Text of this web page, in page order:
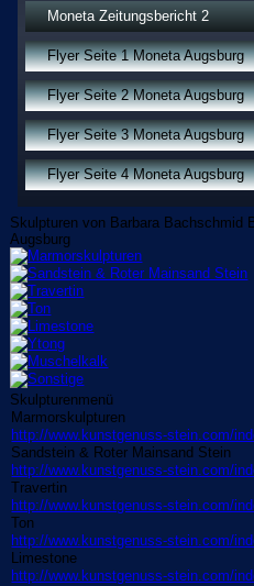
Moneta Zeitungsbericht 2
Flyer Seite 1 Moneta Augsburg
Flyer Seite 2 Moneta Augsburg
Flyer Seite 3 Moneta Augsburg
Flyer Seite 4 Moneta Augsburg
Skulpturen von Barbara Bachschmid
Augsburg
Skulpturenmenü
Marmorskulpturen
http://www.kunstgenuss-stein.com/
Sandstein & Roter Mainsand Stein
http://www.kunstgenuss-stein.com/
Travertin
http://www.kunstgenuss-stein.com/
Ton
http://www.kunstgenuss-stein.com/
Limestone
http://www.kunstgenuss-stein.com/